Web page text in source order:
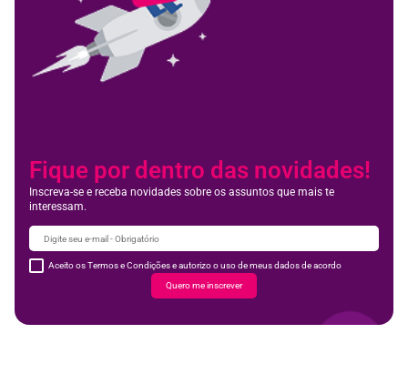
Fique por dentro das novidades!
Inscreva-se e receba novidades sobre os assuntos que mais te
interessam.
Aceito os Termos e Condições e autorizo o uso de meus dados de acordo
Quero me inscrever